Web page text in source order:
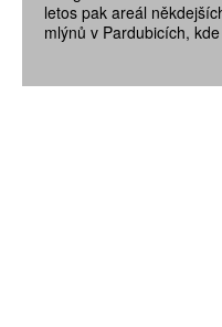
letos pak areál
mlýnů v Pardubicích,